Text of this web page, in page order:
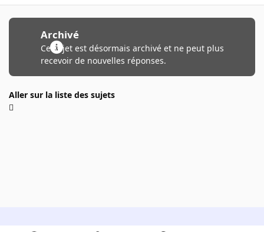
Archivé
Ce sujet est désormais archivé et ne peut plus
recevoir de nouvelles réponses.
Aller sur la liste des sujets